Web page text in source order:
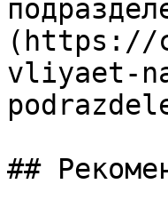
(https://
vliyaet-
##